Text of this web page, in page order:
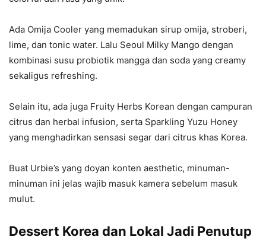
Ada Omija Cooler yang memadukan sirup omija, stroberi,
lime, dan tonic water. Lalu Seoul Milky Mango dengan
kombinasi susu probiotik mangga dan soda yang creamy
sekaligus refreshing.
Selain itu, ada juga Fruity Herbs Korean dengan campuran
citrus dan herbal infusion, serta Sparkling Yuzu Honey
yang menghadirkan sensasi segar dari citrus khas Korea.
Buat Urbie’s yang doyan konten aesthetic, minuman-
minuman ini jelas wajib masuk kamera sebelum masuk
mulut.
Dessert Korea dan Lokal Jadi Penutup